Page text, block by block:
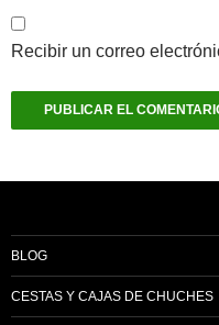
Recibir un correo
BLOG
CESTAS Y CAJAS DE CHUCHES